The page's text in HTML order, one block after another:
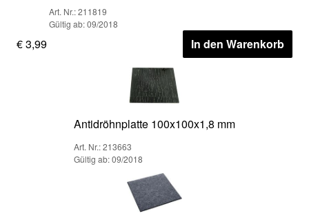
Art. Nr.: 211819
Gültig ab: 09/2018
€ 3,99 In den Warenkorb
Antidröhnplatte 100x100x1,8 mm
Art. Nr.: 213663
Gültig ab: 09/2018